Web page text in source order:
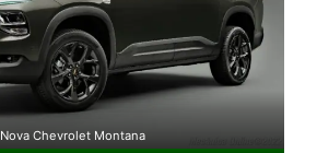
Nova Chevrolet Montana